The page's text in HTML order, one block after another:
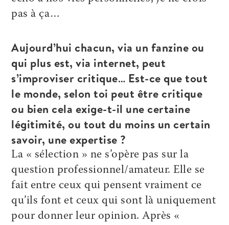
pas à ça…
Aujourd’hui chacun, via un fanzine ou
qui plus est, via internet, peut
s’improviser critique… Est-ce que tout
le monde, selon toi peut être critique
ou bien cela exige-t-il une certaine
légitimité, ou tout du moins un certain
savoir, une expertise ?
La « sélection » ne s’opère pas sur la
question professionnel/amateur. Elle se
fait entre ceux qui pensent vraiment ce
qu’ils font et ceux qui sont là uniquement
pour donner leur opinion. Après «